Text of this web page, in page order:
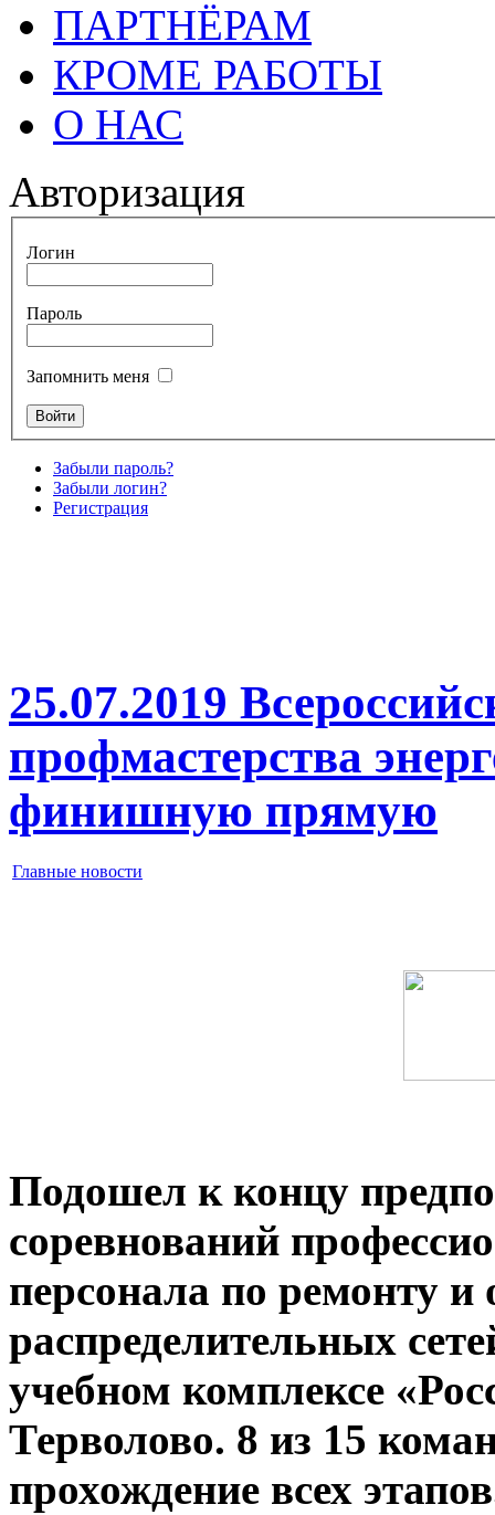
ПАРТНЁРАМ
КРОМЕ РАБОТЫ
О НАС
Авторизация
Логин
Пароль
Запомнить меня
Забыли пароль?
Забыли логин?
Регистрация
25.07.2019
профмастерства
финишную прямую
Главные новости
Подошел к концу
соревнований
персонала по ремонту
распределительных
учебном комплексе
Терволово. 8 из 15
прохождение всех